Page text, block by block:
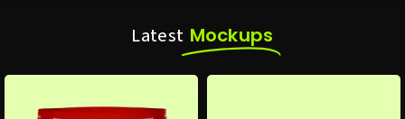
Latest Mockups